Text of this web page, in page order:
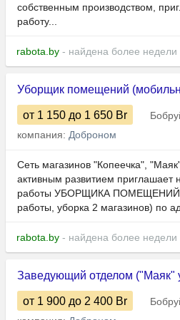
собственным производством,
работу...
rabota.by - найдена более недели
Уборщик помещений
от 1 150 до 1 650 Br
компания: Доброном
Сеть магазинов "Копеечка",
активным развитием приглашает
работы УБОРЩИКА ПОМЕЩЕНИЙ
работы, уборка 2 магазинов) по
rabota.by - найдена более недели
Заведующий отделом ("Маяк"
от 1 900 до 2 400 Br